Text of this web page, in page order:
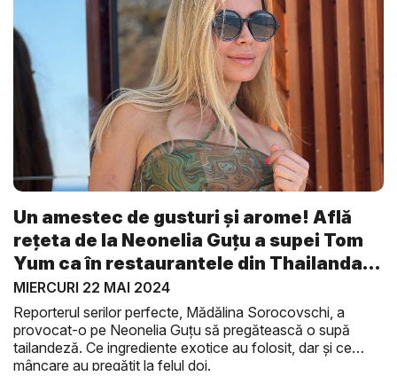
Un amestec de gusturi şi arome! Află
rețeta de la Neonelia Guțu a supei Tom
Yum ca în restaurantele din Thailanda:
...
MIERCURI 22 MAI 2024
Reporterul serilor perfecte, Mădălina Sorocovschi, a
provocat-o pe Neonelia Guţu să pregătească o supă
tailandeză. Ce ingrediente exotice au folosit, dar şi ce
mâncare au pregătit la felul doi.